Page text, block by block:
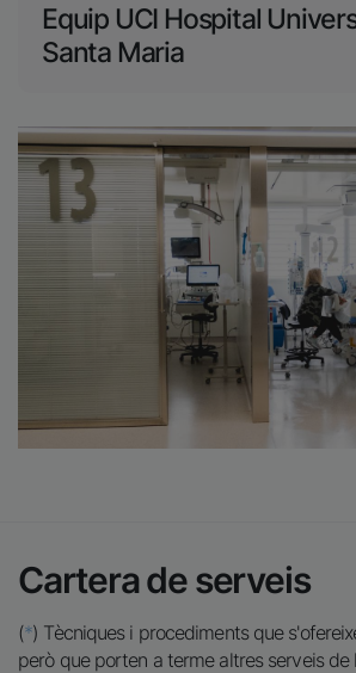
Equip UCI Hospital
Santa Maria
Imatge
Cartera de serveis
(*) Tècniques i procediments que
però que porten a terme altres serveis de